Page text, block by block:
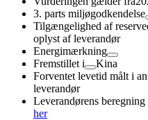
3. parts miljøgodkendelse
Tilgængelighed af
oplyst af leverandør
Energimærkning
Fremstillet i
Kina
Forventet levetid målt i
leverandør
Leverandørens
her